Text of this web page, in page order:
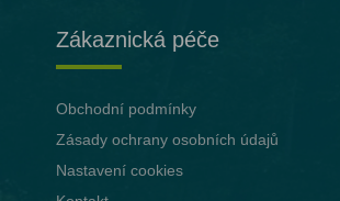
Zákaznická péče
Obchodní podmínky
Zásady ochrany osobních údajů
Nastavení cookies